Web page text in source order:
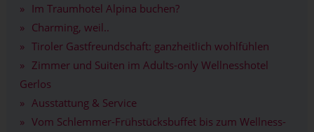
Im Traumhotel Alpina buchen?
Charming, weil..
Tiroler Gastfreundschaft: ganzheitlich wohlfühlen
Zimmer und Suiten im Adults-only Wellnesshotel
Gerlos
Ausstattung & Service
Vom Schlemmer-Frühstücksbuffet bis zum Wellness-